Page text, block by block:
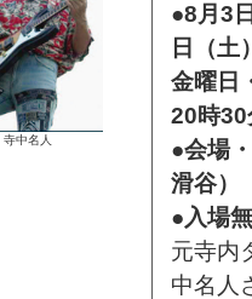
寺中名人
●8月3
日（土
金曜日
20時
●会場
滑谷）
●入場
元寺内
中名人